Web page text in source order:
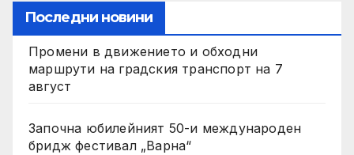
Последни новини
Промени в движението и обходни
маршрути на градския транспорт на 7
август
Започна юбилейният 50-и международен
бридж фестивал „Варна“